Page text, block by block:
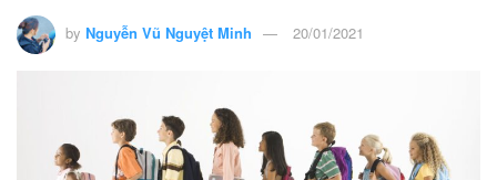
by Nguyễn Vũ Nguyệt Minh 20/01/2021